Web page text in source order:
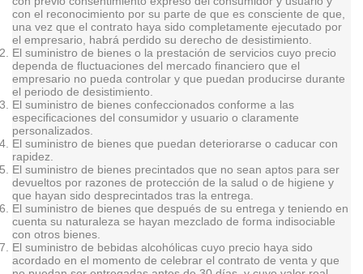
con el reconocimiento por su parte de que es consciente de que,
una vez que el contrato haya sido completamente ejecutado por
el empresario, habrá perdido su derecho de desistimiento.
El suministro de bienes o la prestación de servicios cuyo precio
dependa de fluctuaciones del mercado financiero que el
empresario no pueda controlar y que puedan producirse durante
el periodo de desistimiento.
El suministro de bienes confeccionados conforme a las
especificaciones del consumidor y usuario o claramente
personalizados.
El suministro de bienes que puedan deteriorarse o caducar con
rapidez.
El suministro de bienes precintados que no sean aptos para ser
devueltos por razones de protección de la salud o de higiene y
que hayan sido desprecintados tras la entrega.
El suministro de bienes que después de su entrega y teniendo en
cuenta su naturaleza se hayan mezclado de forma indisociable
con otros bienes.
El suministro de bebidas alcohólicas cuyo precio haya sido
acordado en el momento de celebrar el contrato de venta y que